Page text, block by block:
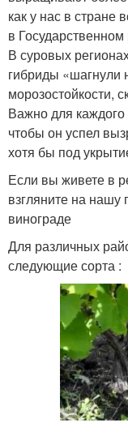
как у нас в стране
в
В суровых
гибриды «шагнули
морозостойкости,
Важно для каждого
чтобы он успел
хотя бы под
Если вы живете в
взгляните на нашу
винограде
Для различных
следующие сорта :